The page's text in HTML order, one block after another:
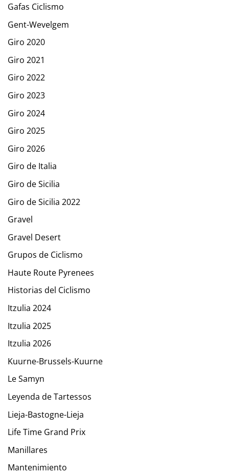
Gafas Ciclismo
Gent-Wevelgem
Giro 2020
Giro 2021
Giro 2022
Giro 2023
Giro 2024
Giro 2025
Giro 2026
Giro de Italia
Giro de Sicilia
Giro de Sicilia 2022
Gravel
Gravel Desert
Grupos de Ciclismo
Haute Route Pyrenees
Historias del Ciclismo
Itzulia 2024
Itzulia 2025
Itzulia 2026
Kuurne-Brussels-Kuurne
Le Samyn
Leyenda de Tartessos
Lieja-Bastogne-Lieja
Life Time Grand Prix
Manillares
Mantenimiento